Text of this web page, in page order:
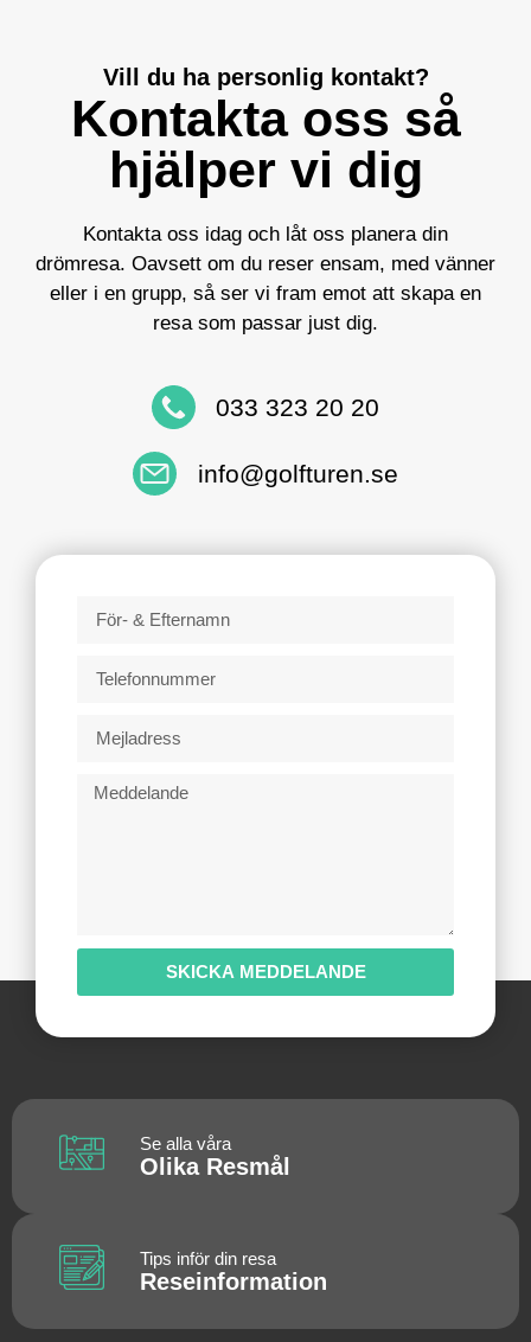
Vill du ha personlig kontakt?
Kontakta oss så
hjälper vi dig
Kontakta oss idag och låt oss planera din
drömresa. Oavsett om du reser ensam, med vänner
eller i en grupp, så ser vi fram emot att skapa en
resa som passar just dig.
033 323 20 20
info@golfturen.se
SKICKA MEDDELANDE
Se alla våra
Olika Resmål
Tips inför din resa
Reseinformation